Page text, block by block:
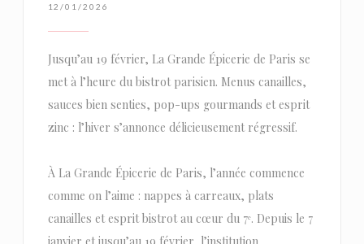
12/01/2026
Jusqu’au 19 février, La Grande Épicerie de Paris se
met à l’heure du bistrot parisien. Menus canailles,
sauces bien senties, pop-ups gourmands et esprit
zinc : l’hiver s’annonce délicieusement régressif.
À La Grande Épicerie de Paris, l’année commence
comme on l’aime : nappes à carreaux, plats
canailles et esprit bistrot au cœur du 7ᵉ. Depuis le 7